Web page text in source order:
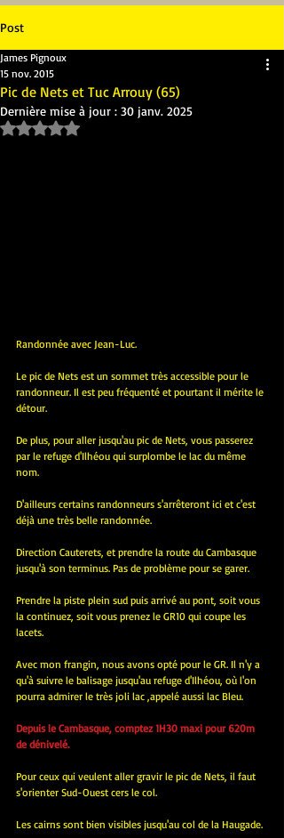
Post
Pic de Nets et Tuc Arrouy (65)
James Pignoux
15 nov. 2015
Dernière mise à jour : 30 janv. 2025
Noté NaN étoiles sur 5.
Randonnée avec Jean-Luc.
Le pic de Nets est un sommet très accessible pour le
randonneur. Il est peu fréquenté et pourtant il mérite le
détour.
De plus, pour aller jusqu'au pic de Nets, vous passerez
par le refuge d'Ilhéou qui surplombe le lac du même
nom.
D'ailleurs certains randonneurs s'arrêteront ici et c'est
déjà une très belle randonnée.
Direction Cauterets, et prendre la route du Cambasque
jusqu'à son terminus. Pas de problème pour se garer.
Prendre la piste plein sud puis arrivé au pont, soit vous
la continuez, soit vous prenez le GR10 qui coupe les
lacets.
Avec mon frangin, nous avons opté pour le GR. Il n'y a
qu'à suivre le balisage jusqu'au refuge d'Ilhéou, où l'on
pourra admirer le très joli lac ,appelé aussi lac Bleu.
Depuis le Cambasque, comptez 1H30 maxi pour 620m
de dénivelé.
Pour ceux qui veulent aller gravir le pic de Nets, il faut
s'orienter Sud-Ouest cers le col.
Les cairns sont bien visibles jusqu'au col de la Haugade.